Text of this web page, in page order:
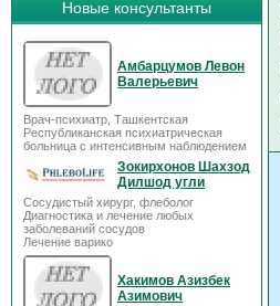
Новые консультанты
Амбарцумов Левон
Валерьевич
Врач-психиатр, Ташкентская
Республиканская психиатрическая
больница с интенсивным наблюдением
Зокирхонов Шахзод
Дилшод угли
Сосудистый хирург, флеболог
Диагностика и лечение любых
заболеваний сосудов
Лечение варико
Хакимов Азизбек
Азимович